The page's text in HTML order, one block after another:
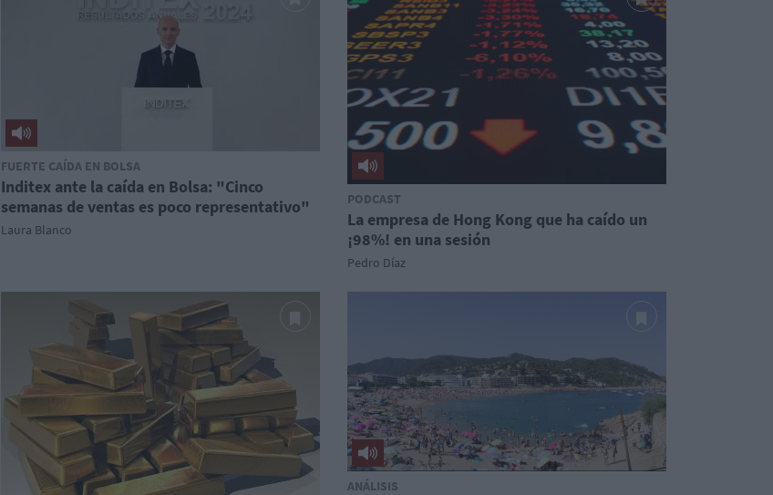
FUERTE CAÍDA EN BOLSA
Inditex ante la caída en Bolsa: "Cinco
semanas de ventas es poco representativo"
Laura Blanco
PODCAST
La empresa de Hong Kong que ha caído un
¡98%! en una sesión
Pedro Díaz
ANÁLISIS